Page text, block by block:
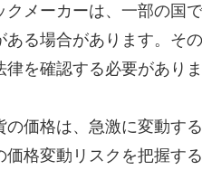
メーカーは、一部の国
ある場合があります。そ
を確認する必要がありま
価格は、急激に変動す
格変動リスクを把握す